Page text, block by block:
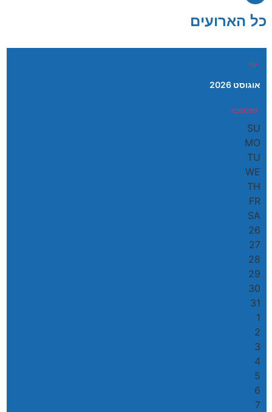
כל הארועים
יולי
אוגוסט 2026
ספטמבר
SU
MO
TU
WE
TH
FR
SA
26
27
28
29
30
31
1
2
3
4
5
6
7